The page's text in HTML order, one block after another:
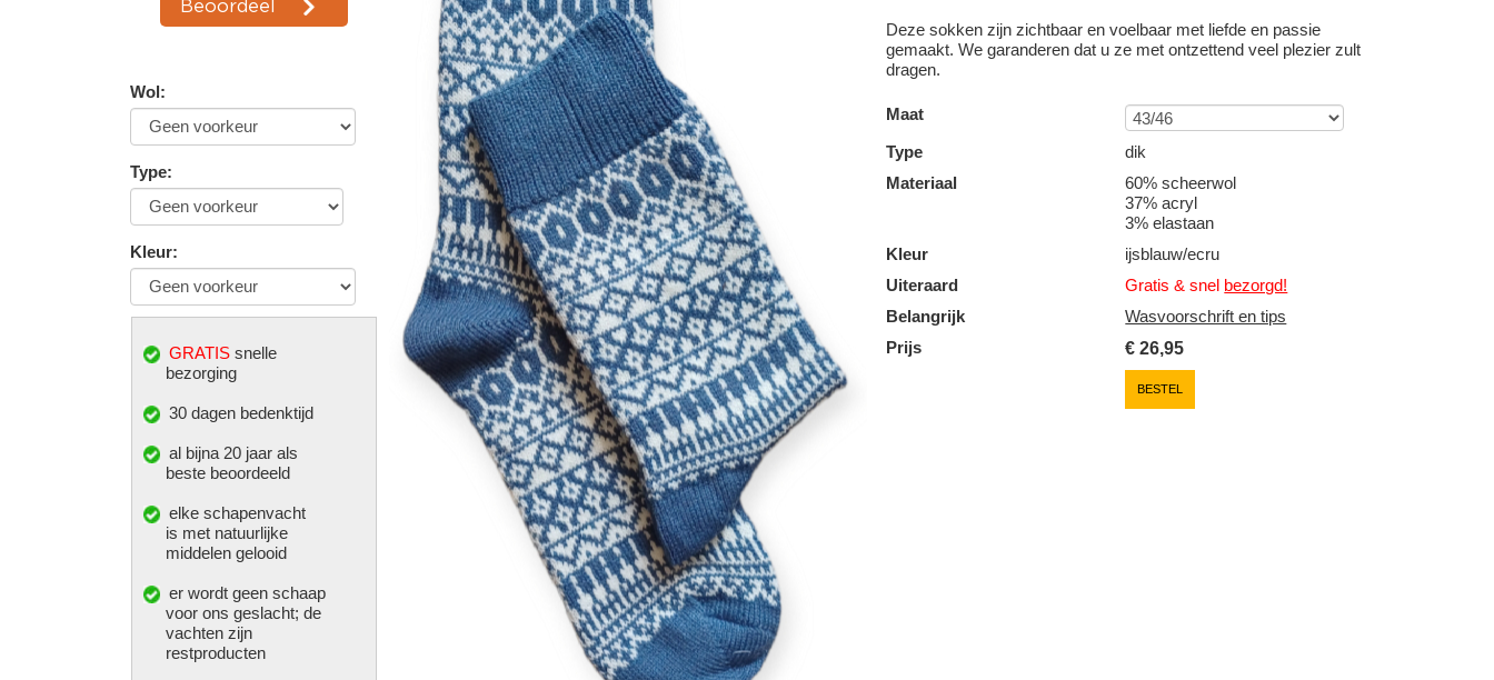
Wol:
Type:
Kleur:
GRATIS snelle
bezorging
30 dagen bedenktijd
al bijna 20 jaar als
beste beoordeeld
elke schapenvacht
is met natuurlijke
middelen gelooid
er wordt geen schaap
voor ons geslacht; de
vachten zijn
restproducten
Deze sokken zijn zichtbaar en voelbaar met liefde en passie
gemaakt. We garanderen dat u ze met ontzettend veel plezier zult
dragen.
Maat
Type
dik
Materiaal
60% scheerwol
37% acryl
3% elastaan
Kleur
ijsblauw/ecru
Uiteraard
Gratis & snel bezorgd!
Belangrijk
Wasvoorschrift en tips
Prijs
€26,95
BESTEL